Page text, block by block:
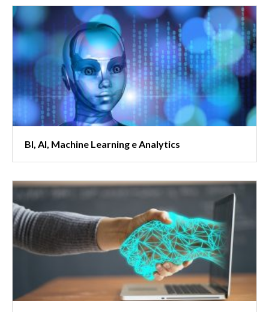
BI, AI, Machine Learning e Analytics